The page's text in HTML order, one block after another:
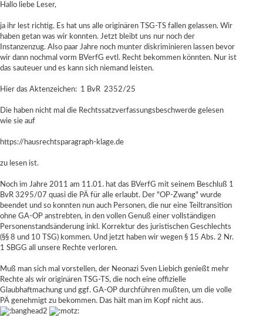
Hallo liebe Leser,
ja ihr lest richtig. Es hat uns alle originären TSG-TS fallen gelassen. Wir
haben getan was wir konnten. Jetzt bleibt uns nur noch der
Instanzenzug. Also paar Jahre noch munter diskriminieren lassen bevor
wir dann nochmal vorm BVerfG evtl. Recht bekommen könnten. Nur ist
das sauteuer und es kann sich niemand leisten.
Hier das Aktenzeichen: 1 BvR 2352/25
Die haben nicht mal die Rechtssatzverfassungsbeschwerde gelesen
wie sie auf
https://hausrechtsparagraph-klage.de
zu lesen ist.
Noch im Jahre 2011 am 11.01. hat das BVerfG mit seinem Beschluß 1
BvR 3295/07 quasi die PÄ für alle erlaubt. Der "OP-Zwang" wurde
beendet und so konnten nun auch Personen, die nur eine Teiltransition
ohne GA-OP anstrebten, in den vollen Genuß einer vollständigen
Personenstandsänderung inkl. Korrektur des juristischen Geschlechts
(§§ 8 und 10 TSG) kommen. Und jetzt haben wir wegen § 15 Abs. 2 Nr.
1 SBGG all unsere Rechte verloren.
Muß man sich mal vorstellen, der Neonazi Sven Liebich genießt mehr
Rechte als wir originären TSG-TS, die noch eine offizielle
Glaubhaftmachung und ggf. GA-OP durchführen mußten, um die volle
PÄ genehmigt zu bekommen. Das hält man im Kopf nicht aus.